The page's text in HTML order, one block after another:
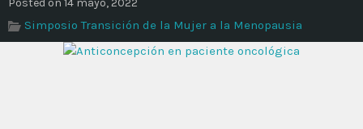
Simposio Transición de la Mujer a la Menopausia